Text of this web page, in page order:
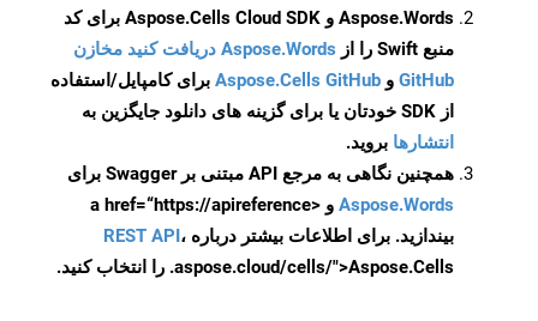
Aspose.Words و Aspose.Cells Cloud SDK برای کد
منبع Swift را از
Aspose.Words دریافت کنید مخازن
GitHub و Aspose.Cells GitHub برای کامپایل/استفاده
از SDK خودتان یا برای گزینه های دانلود جایگزین به
انتشارها بروید.
همچنین نگاهی به مرجع API مبتنی بر Swagger برای
Aspose.Words
و <a href=“https://apireference
بیندازید. برای اطلاعات بیشتر درباره REST API،
.aspose.cloud/cells/">Aspose.Cells را انتخاب کنید.